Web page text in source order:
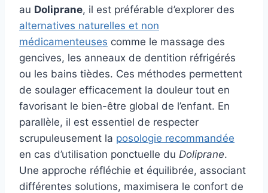
au Doliprane, il est préférable d’explorer des
alternatives naturelles et non
médicamenteuses comme le massage des
gencives, les anneaux de dentition réfrigérés
ou les bains tièdes. Ces méthodes permettent
de soulager efficacement la douleur tout en
favorisant le bien-être global de l’enfant. En
parallèle, il est essentiel de respecter
scrupuleusement la posologie recommandée
en cas d’utilisation ponctuelle du Doliprane.
Une approche réfléchie et équilibrée, associant
différentes solutions, maximisera le confort de